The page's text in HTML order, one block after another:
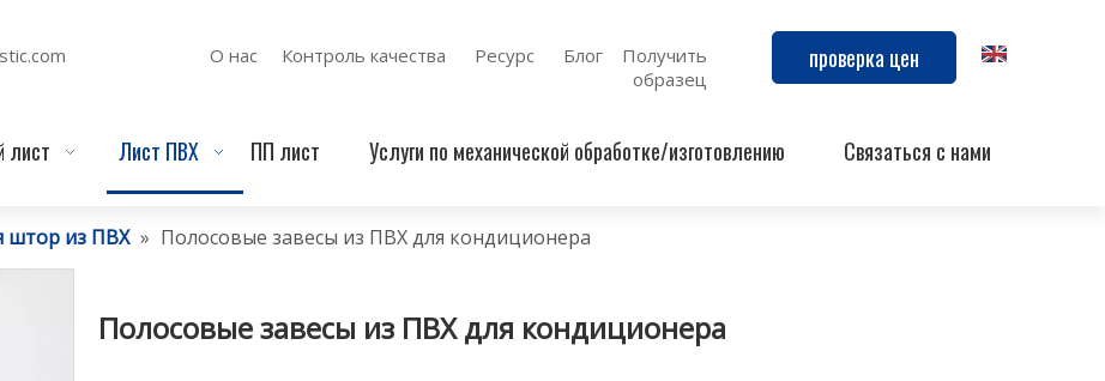
О нас Контроль качества Ресурс Блог
Получить
образец
проверка цен
лист Лист ПВХ ПП лист Услуги по механической обработке/изготовлению Связаться с нами
штор из ПВХ » Полосовые завесы из ПВХ для кондиционера
Полосовые завесы из ПВХ для кондиционера